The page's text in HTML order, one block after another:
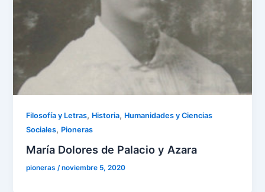
Filosofía y Letras, Historia, Humanidades y Ciencias
Sociales, Pioneras
María Dolores de Palacio y Azara
pioneras/noviembre 5, 2020